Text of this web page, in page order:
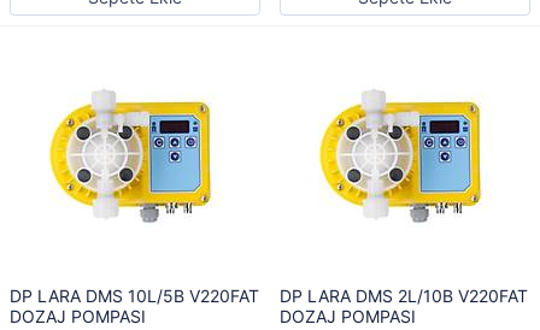
DP LARA DMS 10L/5B V220FAT
DOZAJ POMPASI
DP LARA DMS 2L/10B V220FAT
DOZAJ POMPASI